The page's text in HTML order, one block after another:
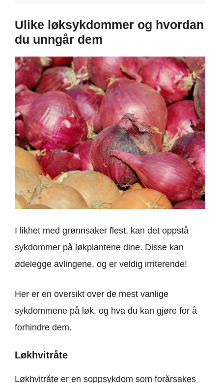
Ulike løksykdommer og hvordan
du unngår dem
I likhet med grønnsaker flest, kan det oppstå
sykdommer på løkplantene dine. Disse kan
ødelegge avlingene, og er veldig irriterende!
Her er en oversikt over de mest vanlige
sykdommene på løk, og hva du kan gjøre for å
forhindre dem.
Løkhvitråte
Løkhvitråte er en soppsykdom som forårsakes